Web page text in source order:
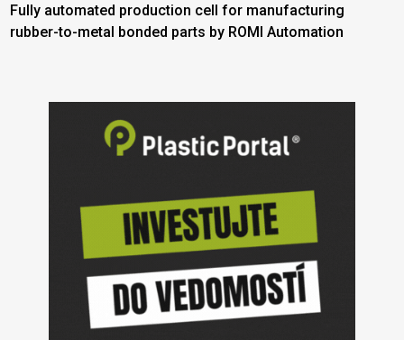
Fully automated production cell for manufacturing
rubber-to-metal bonded parts by ROMI Automation